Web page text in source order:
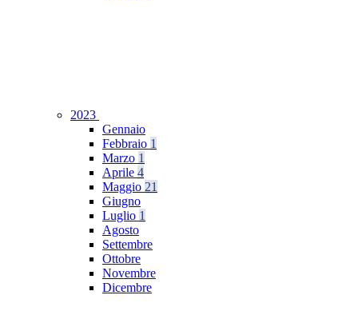
2023
Gennaio
Febbraio 1
Marzo 1
Aprile 4
Maggio 21
Giugno
Luglio 1
Agosto
Settembre
Ottobre
Novembre
Dicembre